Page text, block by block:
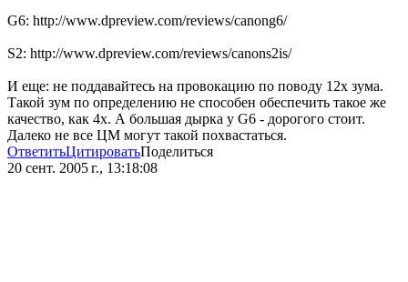
G6: http://www.dpreview.com/reviews/canong6/
S2: http://www.dpreview.com/reviews/canons2is/
И еще: не поддавайтесь на провокацию по поводу 12х зума.
Такой зум по определению не способен обеспечить такое же
качество, как 4х. А большая дырка у G6 - дорогого стоит.
Далеко не все ЦМ могут такой похвастаться.
ОтветитьЦитироватьПоделиться
20 сент. 2005 г., 13:18:08